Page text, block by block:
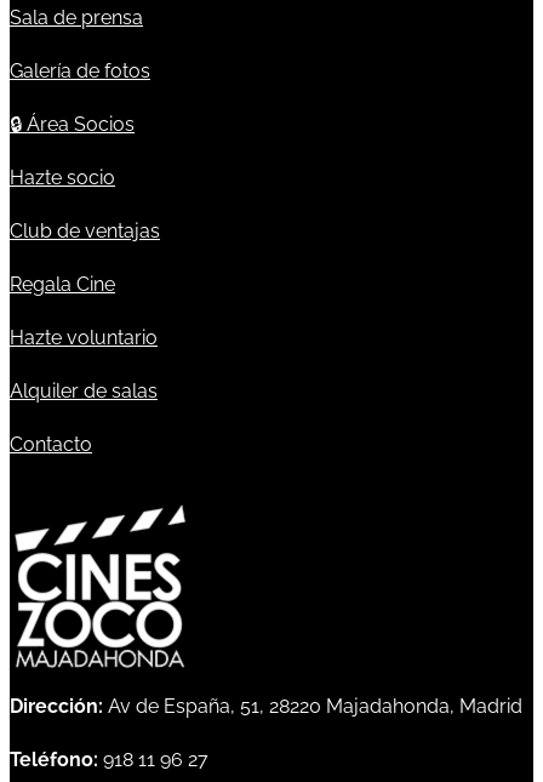
Sala de prensa
Galería de fotos
🔒 Área Socios
Hazte socio
Club de ventajas
Regala Cine
Hazte voluntario
Alquiler de salas
Contacto
Dirección: Av de España, 51, 28220 Majadahonda, Madrid
Teléfono: 918 11 96 27